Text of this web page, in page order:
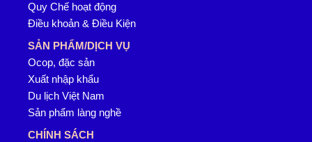
Quy Chế hoạt động
Điều khoản & Điều Kiện
SẢN PHẨM/DỊCH VỤ
Ocop, đặc sản
Xuất nhập khẩu
Du lịch Việt Nam
Sản phẩm làng nghề
CHÍNH SÁCH